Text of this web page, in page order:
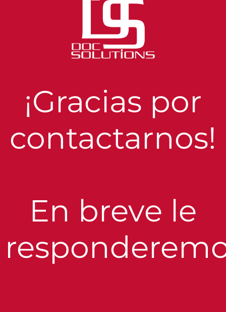
¡Gracias por
contactarnos!
En breve le